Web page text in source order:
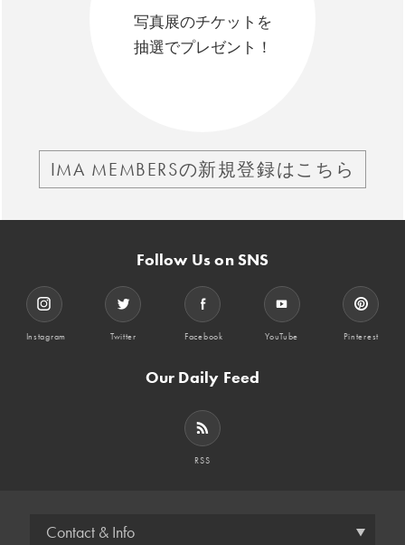
写真展のチケットを
抽選でプレゼント！
IMA MEMBERSの新規登録はこちら
Follow Us on SNS
Instagram Twitter Facebook YouTube Pinterest
Our Daily Feed
RSS
Contact & Info